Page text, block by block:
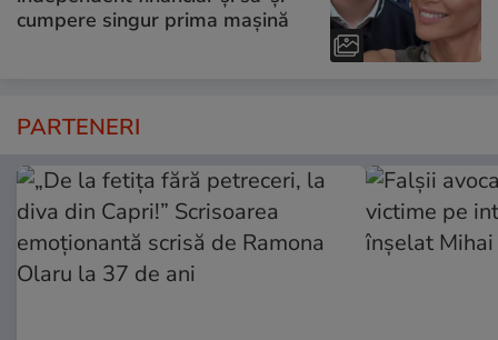
cumpere singur prima mașină
PARTENERI